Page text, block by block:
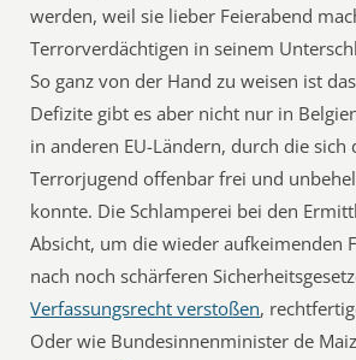
werden, weil sie lieber Feierabend
Terrorverdächtigen in seinem
So ganz von der Hand zu weisen ist
Defizite gibt es aber nicht nur in
in anderen EU-Ländern, durch die sich
Terrorjugend offenbar frei und
konnte. Die Schlamperei bei den
Absicht, um die wieder aufkeimenden
nach noch schärferen
Verfassungsrecht verstoßen,
Oder wie Bundesinnenminister de